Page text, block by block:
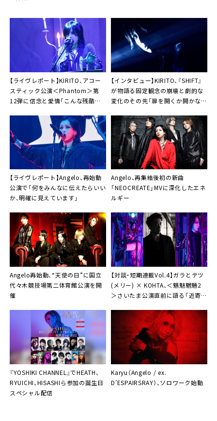
【ライヴレポート】KIRITO、アコー
スティック公演＜Phantom＞第
12弾に信念と愛情「こんな残酷な
【インタビュー】KIRITO、『SHIFT』
が物語る固定観念の崩壊と劇的な
変化のその先「扉を開くか開かない
【ライヴレポート】Angelo、再始動
公演で「何をみんなに伝えたらいい
か、明確に見えています」
Angelo、再集結後初の新曲
「NEOCREATE」MVに深化したエネ
ルギー
Angelo再始動、“天使の日”に国立
代々木競技場第二体育館公演を開
催
【対談・短期連載Vol.4】ガラとテツ
(メリー) × KOHTA、＜魑魅魍魎2
＞さいたま公演直前に語る「近寄れ
『YOSHIKI CHANNEL 』でHEATH、
RYUICHI、HISASHIら参加の誕生日
スペシャル配信
Karyu（Angelo / ex.
D’ESPAIRSRAY） 、ソロワーク始動